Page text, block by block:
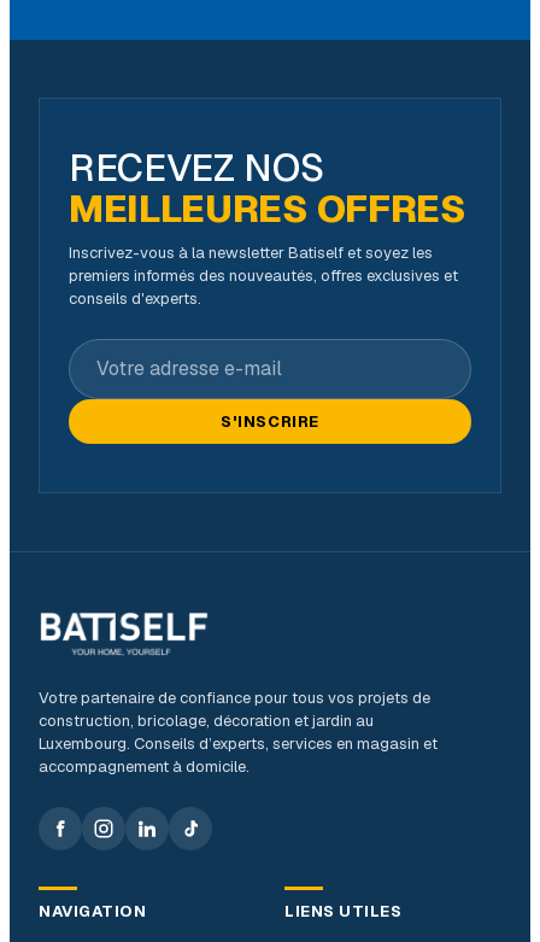
RECEVEZ NOS
MEILLEURES OFFRES
Inscrivez-vous à la newsletter Batiself et soyez les
premiers informés des nouveautés, offres exclusives et
conseils d'experts.
Votre adresse e-mail
S'INSCRIRE
Votre partenaire de confiance pour tous vos projets de
construction, bricolage, décoration et jardin au
Luxembourg. Conseils d’experts, services en magasin et
accompagnement à domicile.
NAVIGATION LIENS UTILES